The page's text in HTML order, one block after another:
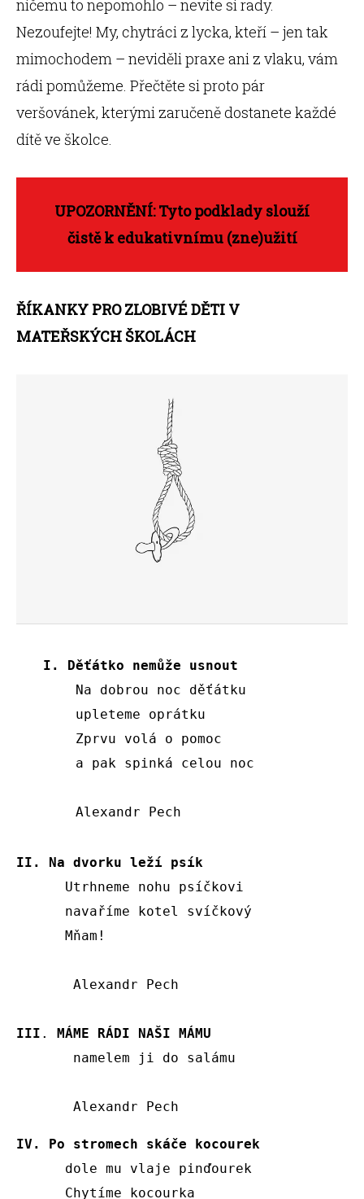
ničemu to nepomohlo – nevíte si rady.
Nezoufejte! My, chytráci z lycka, kteří – jen tak
mimochodem – neviděli praxe ani z vlaku, vám
rádi pomůžeme. Přečtěte si proto pár
veršovánek, kterými zaručeně dostanete každé
dítě ve školce.
UPOZORNĚNÍ: Tyto podklady slouží
čistě k edukativnímu (zne)užití
ŘÍKANKY PRO ZLOBIVÉ DĚTI V
MATEŘSKÝCH ŠKOLÁCH
I. Děťátko nemůže usnout
    Alexandr Pech
II. Na dvorku leží psík
III . MÁME RÁDI NAŠI MÁMU
       Alexandr Pech
IV. Po stromech skáče kocourek